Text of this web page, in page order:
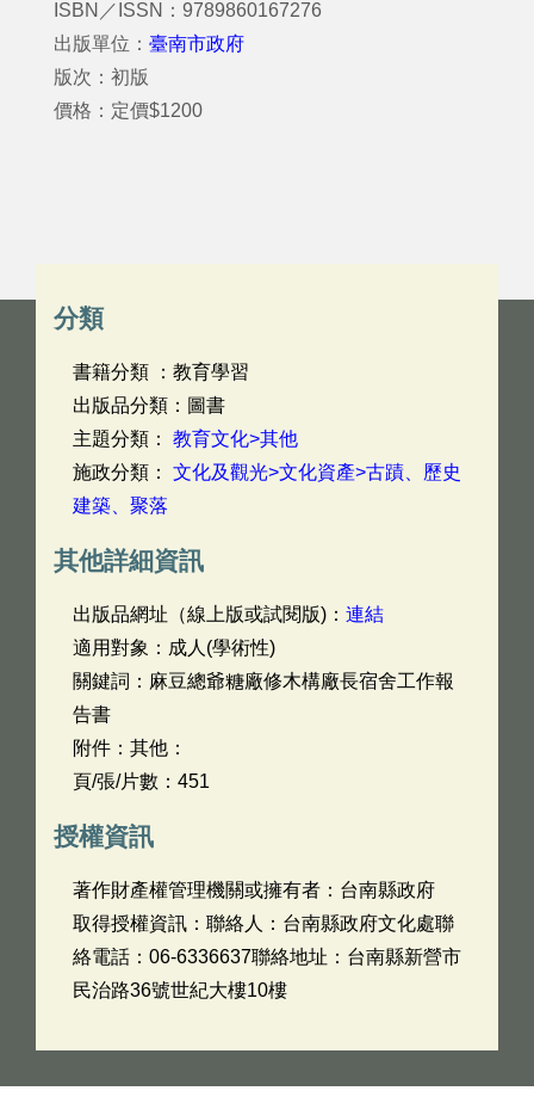
ISBN／ISSN：9789860167276
出版單位： 臺南市政府
版次：初版
價格：定價$1200
分類
書籍分類 ：教育學習
出版品分類：圖書
主題分類： 教育文化>其他
施政分類： 文化及觀光>文化資產>古蹟、歷史
建築、聚落
其他詳細資訊
出版品網址（線上版或試閱版)： 連結
適用對象：成人(學術性)
關鍵詞：麻豆總爺糖廠修木構廠長宿舍工作報
告書
附件：其他：
頁/張/片數：451
授權資訊
著作財產權管理機關或擁有者：台南縣政府
取得授權資訊：聯絡人：台南縣政府文化處聯
絡電話：06-6336637聯絡地址：台南縣新營市
民治路36號世紀大樓10樓